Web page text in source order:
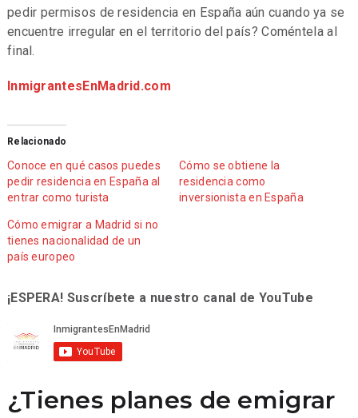
pedir permisos de residencia en España aún cuando ya se
encuentre irregular en el territorio del país? Coméntela al
final.
InmigrantesEnMadrid.com
Relacionado
Conoce en qué casos puedes
pedir residencia en España al
entrar como turista
Cómo se obtiene la
residencia como
inversionista en España
Cómo emigrar a Madrid si no
tienes nacionalidad de un
país europeo
¡ESPERA! Suscríbete a nuestro canal de YouTube
¿Tienes planes de emigrar